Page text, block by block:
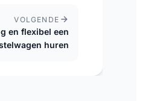
VOLGENDE
en flexibel een
huren